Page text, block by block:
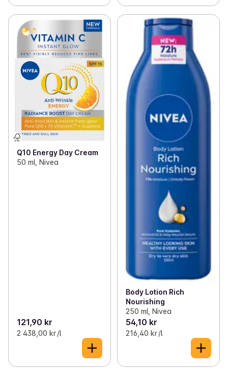
Q10 Energy Day Cream
50 ml, Nivea
121,90 kr
2 438,00 kr /l
Body Lotion Rich
Nourishing
250 ml, Nivea
54,10 kr
216,40 kr /l